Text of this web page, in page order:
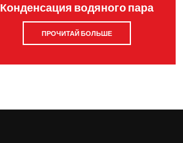
Конденсация водяного пара
ПРОЧИТАЙ БОЛЬШЕ